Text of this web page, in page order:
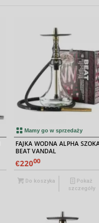
Mamy go w sprzedaży
FAJKA WODNA ALPHA
BEAT VANDAL
€22000
Do koszyka
Pokaż
szczegóły